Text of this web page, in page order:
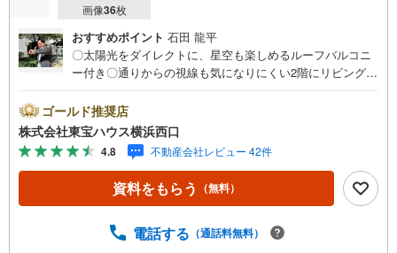
画像36枚
おすすめポイント 石田 龍平
〇太陽光をダイレクトに、星空も楽しめるルーフバルコニ
ー付き〇通りからの視線も気になりにくい2階にリビングを
ュな外観、ビルトイン車庫付き3階建てーーーーYahoo！ 不
動産キャンペーン対象店舗ーーーー当店で物件を成約する
とPayPayボーナスライトがもらえる「Yahoo！ 不動産 物
件ご成約キャンペーン」の対象になります。「資料をもら
う」「見学予約をする」ボタンからお問い合わせくださ
い。※必ずYahoo！ JAPAN IDでログインしてください。※P
限は付与日から60日です。ーーーーーーーーーーーーーー
ゴールド推奨店
株式会社東宝ハウス横浜西口
4.8 不動産会社レビュー 42件
資料をもらう （無料）
電話する （通話料無料）